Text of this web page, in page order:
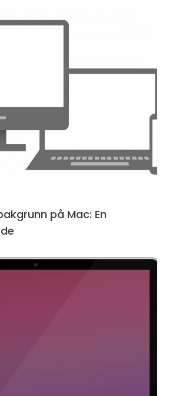
på Mac: En